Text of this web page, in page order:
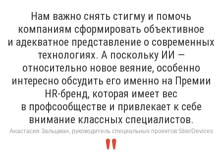
Нам важно снять стигму и помочь
компаниям сформировать объективное
и адекватное представление о современных
технологиях. А поскольку ИИ —
относительно новое веяние, особенно
интересно обсудить его именно на Премии
HR-бренд, которая имеет вес
в профсообществе и привлекает к себе
внимание классных специалистов.
Анастасия Зальцман, руководитель специальных проектов SberDevices